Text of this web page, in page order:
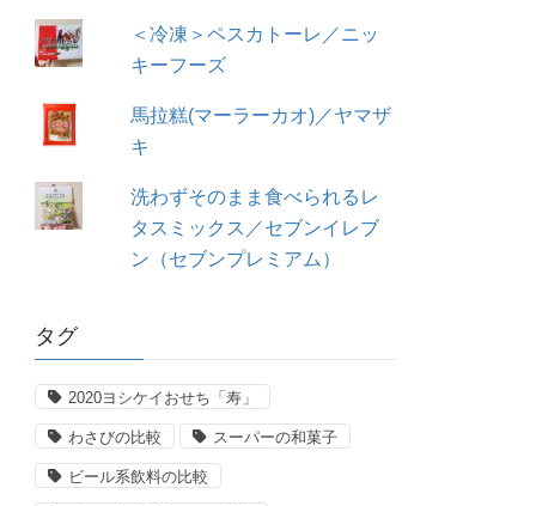
＜冷凍＞ペスカトーレ／ニッ
キーフーズ
馬拉糕(マーラーカオ)／ヤマザ
キ
洗わずそのまま食べられるレ
タスミックス／セブンイレブ
ン（セブンプレミアム）
タグ
2020ヨシケイおせち「寿」
わさびの比較 スーパーの和菓子
ビール系飲料の比較